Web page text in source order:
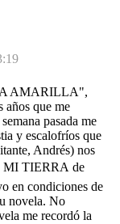
AMARILLA",
años que me
pasada me
y escalofríos que
Andrés) nos
MI TIERRA de
en condiciones de
novela. No
me recordó la